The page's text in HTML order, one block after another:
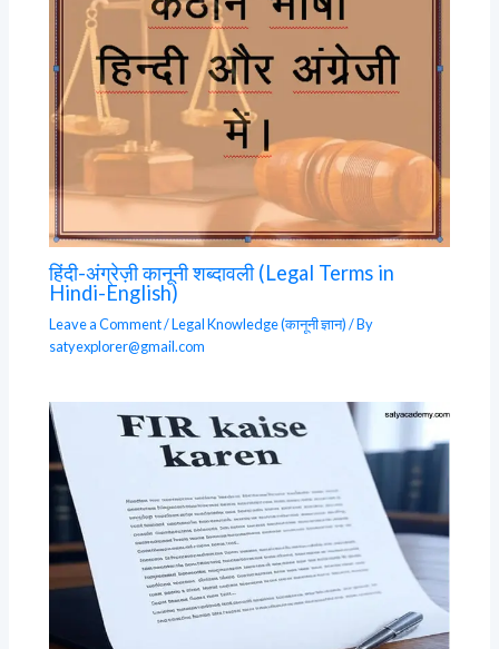
हिंदी-अंग्रेज़ी कानूनी शब्दावली (Legal Terms in
Hindi-English)
Leave a Comment/Legal Knowledge (कानूनी ज्ञान)/ By
satyexplorer@gmail.com